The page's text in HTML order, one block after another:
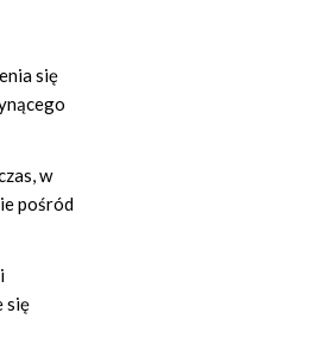
się
w
pośród
się